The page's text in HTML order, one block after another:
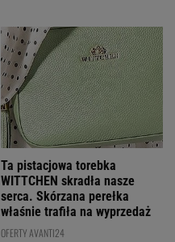
Ta pistacjowa torebka
WITTCHEN skradła nasze
serca. Skórzana perełka
właśnie trafiła na wyprzedaż
OFERTY AVANTI24